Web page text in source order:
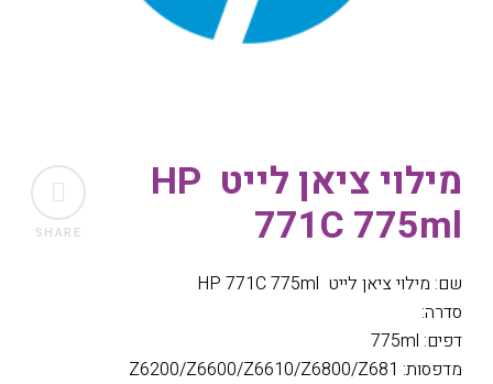
SHARE
מילוי ציאן לייט HP
771C 775ml
שם: מילוי ציאן לייט HP 771C 775ml
סדרה:
דפים: 775ml
מדפסות: Z6200/Z6600/Z6610/Z6800/Z681